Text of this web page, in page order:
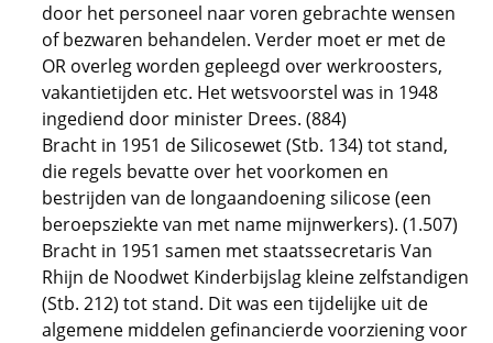
door het personeel naar voren gebrachte wensen
of bezwaren behandelen. Verder moet er met de
OR overleg worden gepleegd over werkroosters,
vakantietijden etc. Het wetsvoorstel was in 1948
ingediend door minister Drees. (884)
Bracht in 1951 de Silicosewet (Stb. 134) tot stand,
die regels bevatte over het voorkomen en
bestrijden van de longaandoening silicose (een
beroepsziekte van met name mijnwerkers). (1.507)
Bracht in 1951 samen met staatssecretaris Van
Rhijn de Noodwet Kinderbijslag kleine zelfstandigen
(Stb. 212) tot stand. Dit was een tijdelijke uit de
algemene middelen gefinancierde voorziening voor